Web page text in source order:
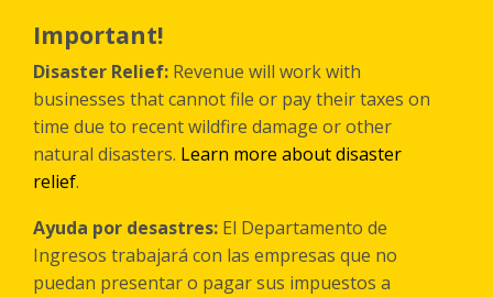
main
content
Important!
Disaster Relief: Revenue will work with
businesses that cannot file or pay their taxes on
time due to recent wildfire damage or other
natural disasters. Learn more about disaster
relief.
Ayuda por desastres: El Departamento de
Ingresos trabajará con las empresas que no
puedan presentar o pagar sus impuestos a